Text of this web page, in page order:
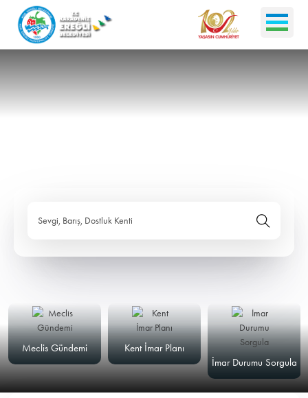
Sevgi, Barış, Dostluk Kenti
Meclis Gündemi
Kent İmar Planı
İmar Durumu Sorgula